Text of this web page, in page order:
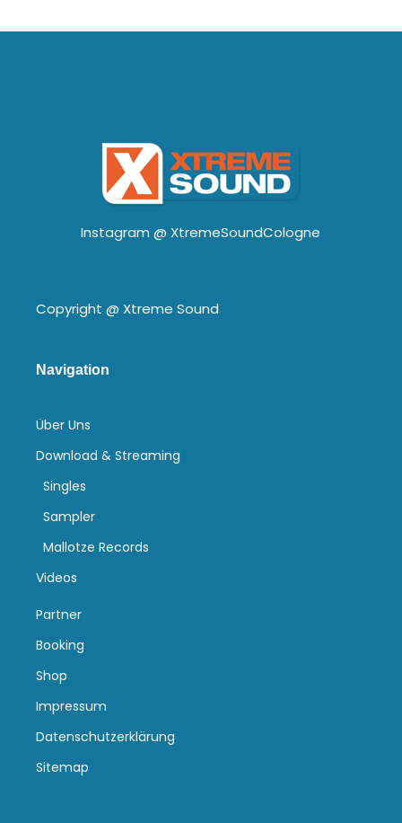
Instagram @ XtremeSoundCologne
Copyright @ Xtreme Sound
Navigation
Über Uns
Download & Streaming
Singles
Sampler
Mallotze Records
Videos
Partner
Booking
Shop
Impressum
Datenschutzerklärung
Sitemap